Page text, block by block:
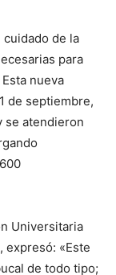
de la
para
nueva
de septiembre,
se atendieron
Universitaria
expresó: «Este
de todo tipo;